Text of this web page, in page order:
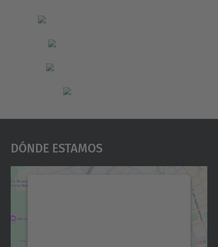
Dónde Estamos